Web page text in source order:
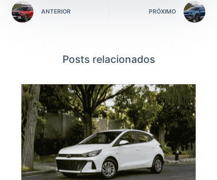
ANTERIOR PRÓXIMO
Posts relacionados